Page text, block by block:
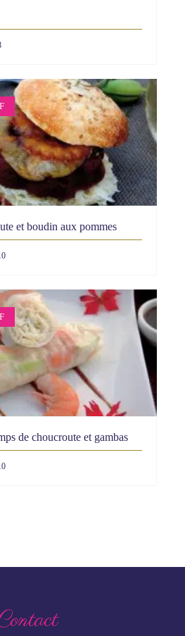
et boudin aux pommes
de choucroute et gambas